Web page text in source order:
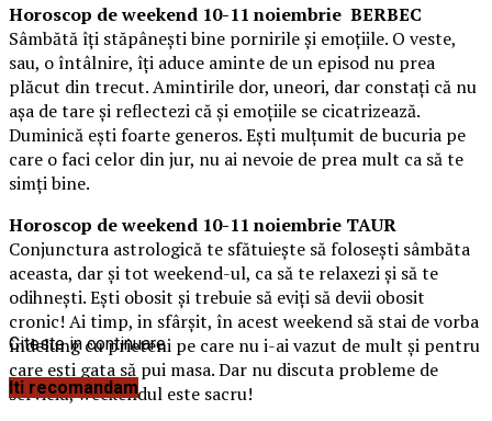
Horoscop de weekend 10-11 noiembrie BERBEC
Sâmbătă îţi stăpâneşti bine pornirile şi emoţiile. O veste,
sau, o întâlnire, îţi aduce aminte de un episod nu prea
plăcut din trecut. Amintirile dor, uneori, dar constaţi că nu
aşa de tare şi reflectezi că şi emoţiile se cicatrizează.
Duminică eşti foarte generos. Eşti mulţumit de bucuria pe
care o faci celor din jur, nu ai nevoie de prea mult ca să te
simţi bine.
Horoscop de weekend 10-11 noiembrie TAUR
Conjunctura astrologică te sfătuieşte să foloseşti sâmbăta
aceasta, dar şi tot weekend-ul, ca să te relaxezi şi să te
odihneşti. Eşti obosit şi trebuie să eviţi să devii obosit
cronic! Ai timp, in sfârşit, în acest weekend să stai de vorba
îndelung cu prieteni pe care nu i-ai vazut de mult şi pentru
care eşti gata să pui masa. Dar nu discuta probleme de
serviciu, weekendul este sacru!
Citeste in continuare
Iti recomandam